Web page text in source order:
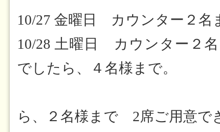
10/27 金曜日 カウンター２名
10/28 土曜日 カウンター２
でしたら、４名様まで。
ら、２名様まで 2席ご用意で